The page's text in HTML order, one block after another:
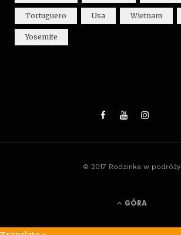
Tortuguero Usa Wietnam
Yosemite
© 2017 Rodzinka w podróży
GÓRA